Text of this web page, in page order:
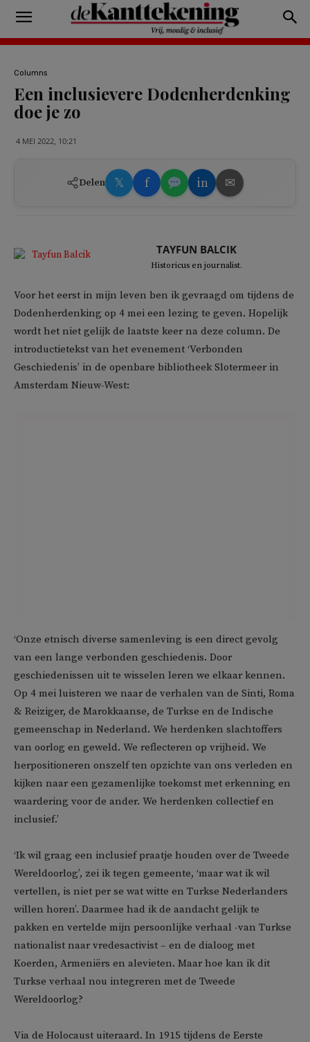
Columns
Een inclusievere Dodenherdenking
doe je zo
4 MEI 2022, 10:21
Delen 𝕏 f in ✉
TAYFUN BALCIK
Historicus en journalist.
Voor het eerst in mijn leven ben ik gevraagd om tijdens de
Dodenherdenking op 4 mei een lezing te geven. Hopelijk
wordt het niet gelijk de laatste keer na deze column. De
introductietekst van het evenement ‘Verbonden
Geschiedenis’ in de openbare bibliotheek Slotermeer in
Amsterdam Nieuw-West:
‘Onze etnisch diverse samenleving is een direct gevolg
van een lange verbonden geschiedenis. Door
geschiedenissen uit te wisselen leren we elkaar kennen.
Op 4 mei luisteren we naar de verhalen van de Sinti, Roma
& Reiziger, de Marokkaanse, de Turkse en de Indische
gemeenschap in Nederland. We herdenken slachtoffers
van oorlog en geweld. We reflecteren op vrijheid. We
herpositioneren onszelf ten opzichte van ons verleden en
kijken naar een gezamenlijke toekomst met erkenning en
waardering voor de ander. We herdenken collectief en
inclusief.’
‘Ik wil graag een inclusief praatje houden over de Tweede
Wereldoorlog’, zei ik tegen gemeente, ‘maar wat ik wil
vertellen, is niet per se wat witte en Turkse Nederlanders
willen horen’. Daarmee had ik de aandacht gelijk te
pakken en vertelde mijn persoonlijke verhaal -van Turkse
nationalist naar vredesactivist – en de dialoog met
Koerden, Armeniërs en alevieten. Maar hoe kan ik dit
Turkse verhaal nou integreren met de Tweede
Wereldoorlog?
Via de Holocaust uiteraard. In 1915 tijdens de Eerste